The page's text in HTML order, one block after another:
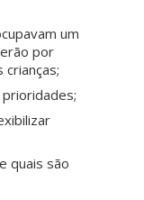
um
por
quais são